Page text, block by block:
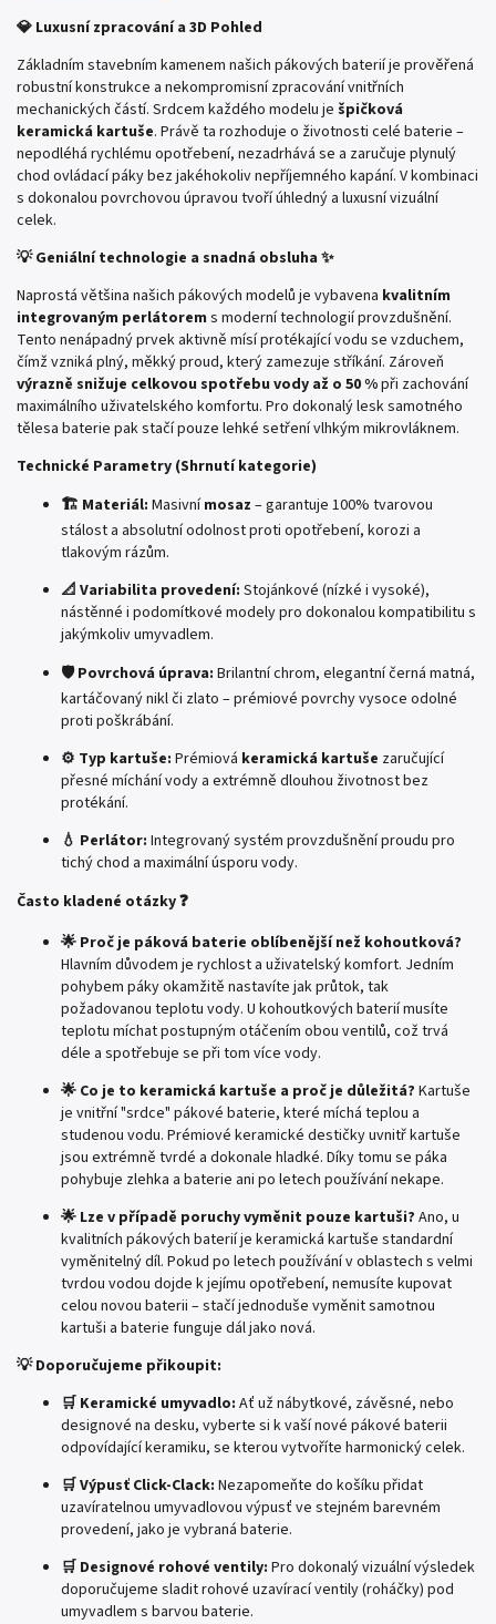
💎 Luxusní zpracování a 3D Pohled
Základním stavebním kamenem našich pákových baterií je prověřená
robustní konstrukce a nekompromisní zpracování vnitřních
mechanických částí. Srdcem každého modelu je špičková
keramická kartuše. Právě ta rozhoduje o životnosti celé baterie –
nepodléhá rychlému opotřebení, nezadrhává se a zaručuje plynulý
chod ovládací páky bez jakéhokoliv nepříjemného kapání. V kombinaci
s dokonalou povrchovou úpravou tvoří úhledný a luxusní vizuální
celek.
💡 Geniální technologie a snadná obsluha ✨
Naprostá většina našich pákových modelů je vybavena kvalitním
integrovaným perlátorem s moderní technologií provzdušnění.
Tento nenápadný prvek aktivně mísí protékající vodu se vzduchem,
čímž vzniká plný, měkký proud, který zamezuje stříkání. Zároveň
výrazně snižuje celkovou spotřebu vody až o 50 %při zachování
maximálního uživatelského komfortu. Pro dokonalý lesk samotného
tělesa baterie pak stačí pouze lehké setření vlhkým mikrovláknem.
Technické Parametry (Shrnutí kategorie)
🏗️ Materiál: Masivnímosaz – garantuje 100% tvarovou
stálost a absolutní odolnost proti opotřebení, korozi a
tlakovým rázům.
📐 Variabilita provedení: Stojánkové (nízké i vysoké),
nástěnné i podomítkové modely pro dokonalou kompatibilitu s
jakýmkoliv umyvadlem.
🛡️ Povrchová úprava: Brilantní chrom, elegantní černá matná,
kartáčovaný nikl či zlato – prémiové povrchy vysoce odolné
proti poškrábání.
⚙️ Typ kartuše: Prémiová keramická kartuše zaručující
přesné míchání vody a extrémně dlouhou životnost bez
protékání.
💧 Perlátor: Integrovaný systém provzdušnění proudu pro
tichý chod a maximální úsporu vody.
Často kladené otázky ❓
🌟 Proč je páková baterie oblíbenější než kohoutková?
Hlavním důvodem je rychlost a uživatelský komfort. Jedním
pohybem páky okamžitě nastavíte jak průtok, tak
požadovanou teplotu vody. U kohoutkových baterií musíte
teplotu míchat postupným otáčením obou ventilů, což trvá
déle a spotřebuje se při tom více vody.
🌟 Co je to keramická kartuše a proč je důležitá? Kartuše
je vnitřní "srdce" pákové baterie, které míchá teplou a
studenou vodu. Prémiové keramické destičky uvnitř kartuše
jsou extrémně tvrdé a dokonale hladké. Díky tomu se páka
pohybuje zlehka a baterie ani po letech používání nekape.
🌟 Lze v případě poruchy vyměnit pouze kartuši? Ano, u
kvalitních pákových baterií je keramická kartuše standardní
vyměnitelný díl. Pokud po letech používání v oblastech s velmi
tvrdou vodou dojde k jejímu opotřebení, nemusíte kupovat
celou novou baterii – stačí jednoduše vyměnit samotnou
kartuši a baterie funguje dál jako nová.
💡 Doporučujeme přikoupit:
🛒 Keramické umyvadlo: Ať už nábytkové, závěsné, nebo
designové na desku, vyberte si k vaší nové pákové baterii
odpovídající keramiku, se kterou vytvoříte harmonický celek.
🛒 Výpusť Click-Clack: Nezapomeňte do košíku přidat
uzavíratelnou umyvadlovou výpusť ve stejném barevném
provedení, jako je vybraná baterie.
🛒 Designové rohové ventily: Pro dokonalý vizuální výsledek
doporučujeme sladit rohové uzavírací ventily (roháčky) pod
umyvadlem s barvou baterie.